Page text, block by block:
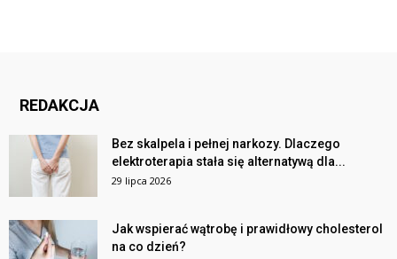
REDAKCJA
Bez skalpela i pełnej narkozy. Dlaczego
elektroterapia stała się alternatywą dla...
29 lipca 2026
Jak wspierać wątrobę i prawidłowy cholesterol
na co dzień?